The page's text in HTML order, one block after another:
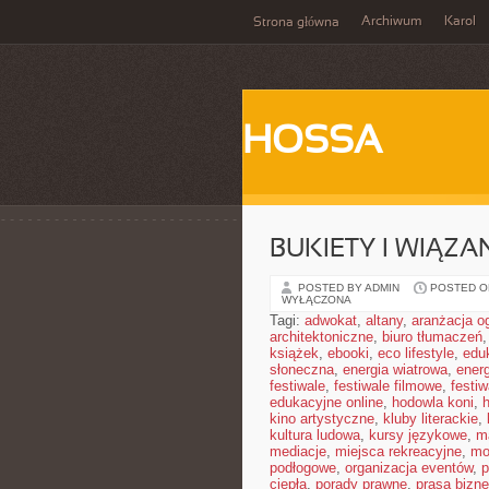
Strona główna Archiwum Karol
HOSSA
BUKIETY I
POSTED BY ADMIN POSTED
WYŁĄCZONA
Tagi: adwokat, altany, aranżacja
architektoniczne, biuro tłumaczeń,
książek, ebooki, eco lifestyle,
słoneczna, energia wiatrowa,
festiwale, festiwale filmowe,
edukacyjne online, hodowla koni,
kino artystyczne, kluby literackie,
kultura ludowa, kursy językowe,
mediacje, miejsca rekreacyjne,
podłogowe, organizacja eventów,
ciepła, porady prawne, prasa